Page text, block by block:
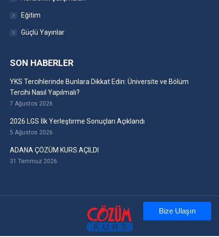
Eğitim
Güçlü Yayınlar
SON HABERLER
YKS Tercihlerinde Bunlara Dikkat Edin: Üniversite ve Bölüm
Tercihi Nasıl Yapılmalı?
7 Ağustos 2026
2026 LGS İlk Yerleştirme Sonuçları Açıklandı
5 Ağustos 2026
ADANA ÇÖZÜM KURS AÇILDI
31 Temmuz 2026
Bize Ulaşın